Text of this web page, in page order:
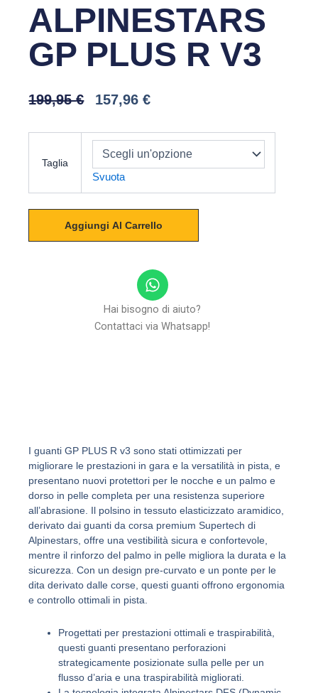
ALPINESTARS
GP PLUS R V3
199,95€
Il
Originale
Era:
199,95 €.
157,96€Il
Attuale
È:
157,96 €.
Taglia
Svuota
ALPINESTARS
PLUS
V3
quantità
Aggiungi Al Carrello
W
h
a
t
Hai bisogno di aiuto?
Contattaci via Whatsapp!
I guanti GP PLUS R v3 sono stati ottimizzati per
migliorare le prestazioni in gara e la versatilità in pista, e
presentano nuovi protettori per le nocche e un palmo e
dorso in pelle completa per una resistenza superiore
all’abrasione. Il polsino in tessuto elasticizzato aramidico,
derivato dai guanti da corsa premium Supertech di
Alpinestars, offre una vestibilità sicura e confortevole,
mentre il rinforzo del palmo in pelle migliora la durata e la
sicurezza. Con un design pre-curvato e un ponte per le
dita derivato dalle corse, questi guanti offrono ergonomia
e controllo ottimali in pista.
Progettati per prestazioni ottimali e traspirabilità,
questi guanti presentano perforazioni
strategicamente posizionate sulla pelle per un
flusso d’aria e una traspirabilità migliorati.